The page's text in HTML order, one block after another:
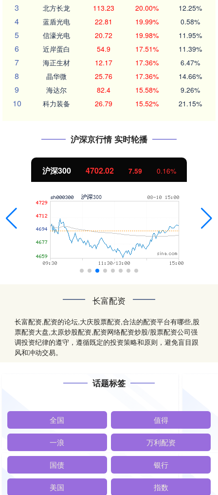
3 北方长龙 113.23 20.00% 12.25%
4 蓝盾光电 22.81 19.99% 0.58%
5 信濠光电 20.72 19.98% 11.95%
6 近岸蛋白 54.9 17.51% 11.39%
7 海正生材 12.17 17.36% 6.47%
8 晶华微 25.76 17.36% 14.66%
9 海达尔 82.4 15.58% 9.26%
10 科力装备 26.79 15.52% 21.15%
沪深京行情 实时轮播
北证50 1122.88 -11.37 -1.00%
长富配资
长富配资,配资的论坛,大庆股票配资,合法的配资平台有哪些,股
票配资大盘,太原炒股配资,配资网络配资炒股/股票配资公司强
调投资纪律的遵守，遵循既定的投资策略和原则，避免盲目跟
风和冲动交易。
话题标签
全国 值得
一浪 万利配资
国债 银行
美国 指数